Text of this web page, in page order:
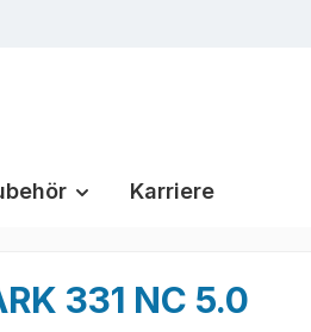
Karriere
331 NC 5.0